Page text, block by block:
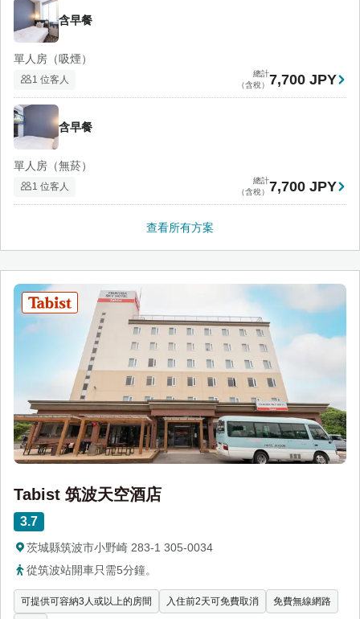
含早餐
單人房（吸煙）
1 位客人
總計
（含稅） 7,700 JPY
含早餐
單人房（無菸）
1 位客人
總計
（含稅） 7,700 JPY
查看所有方案
Tabist 筑波天空酒店
3.7
茨城縣筑波市小野崎 283-1 305-0034
從筑波站開車只需5分鐘。
可提供可容納3人或以上的房間 入住前2天可免費取消 免費無線網路